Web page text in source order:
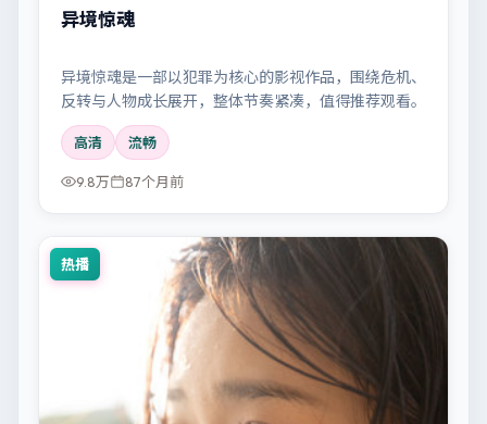
异境惊魂
异境惊魂是一部以犯罪为核心的影视作品，围绕危机、
反转与人物成长展开，整体节奏紧凑，值得推荐观看。
高清 流畅
9.8万 87个月前
热播